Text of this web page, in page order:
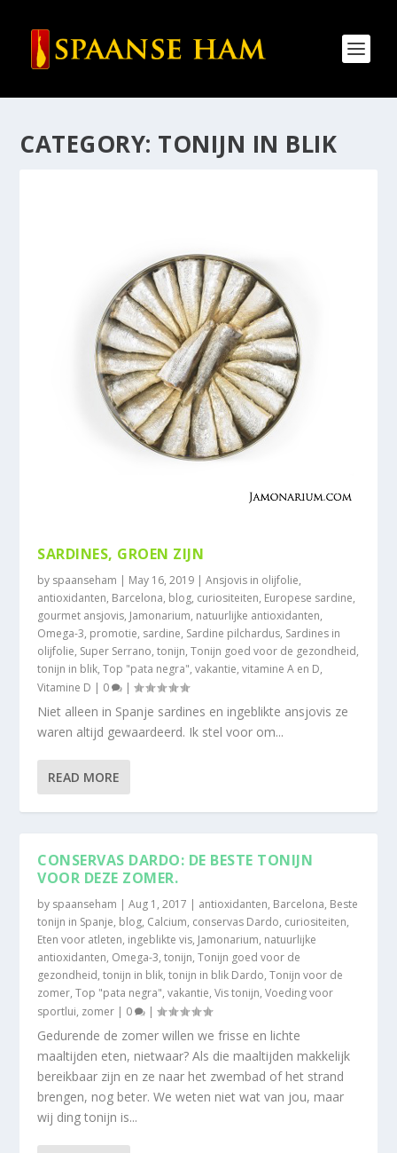
CATEGORY: TONIJN IN BLIK
SARDINES, GROEN ZIJN
by spaanseham | May 16, 2019 |Ansjovis in olijfolie,
antioxidanten, Barcelona, blog, curiositeiten, Europese sardine,
gourmet ansjovis, Jamonarium, natuurlijke antioxidanten,
Omega-3, promotie, sardine, Sardine pilchardus, Sardines in
olijfolie, Super Serrano,tonijn,Tonijn goed voor de gezondheid,
tonijn in blik,Top "pata negra",vakantie,vitamine A en D,
Vitamine D | 0 |
Niet alleen in Spanje sardines en ingeblikte ansjovis ze
waren altijd gewaardeerd. Ik stel voor om...
READ MORE
CONSERVAS DARDO: DE BESTE TONIJN
VOOR DEZE ZOMER.
by spaanseham |Aug 1, 2017 | antioxidanten, Barcelona, Beste
tonijn in Spanje, blog, Calcium, conservas Dardo, curiositeiten,
Eten voor atleten, ingeblikte vis, Jamonarium, natuurlijke
antioxidanten, Omega-3,tonijn,Tonijn goed voor de
gezondheid,tonijn in blik,tonijn in blik Dardo,Tonijn voor de
zomer,Top "pata negra",vakantie,Vis tonijn,Voeding voor
sportlui, zomer | 0 |
Gedurende de zomer willen we frisse en lichte
maaltijden eten, nietwaar? Als die maaltijden makkelijk
bereikbaar zijn en ze naar het zwembad of het strand
brengen, nog beter. We weten niet wat van jou, maar
wij ding tonijn is...